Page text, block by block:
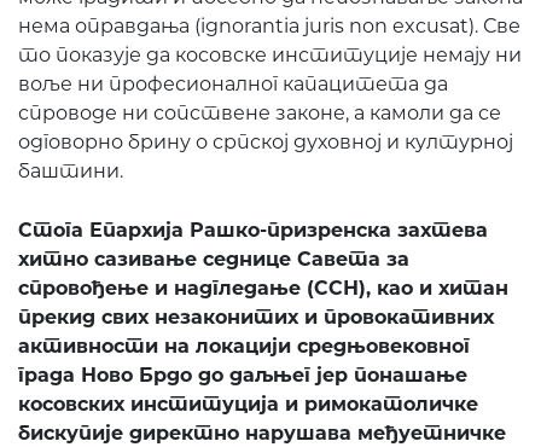
нема оправдања (ignorantia juris non excusat). Све
то показује да косовске институције немају ни
воље ни професионалног капацитета да
спроводе ни сопствене законе, а камоли да се
одговорно брину о српској духовној и културној
баштини.
Стога Епархија Рашко-призренска захтева
хитно сазивање седнице Савета за
спровођење и надгледање (ССН), као и хитан
прекид свих незаконитих и провокативних
активности на локацији средњовековног
града Ново Брдо до даљњег јер понашање
косовских институција и римокатоличке
бискупије директно нарушава међуетничке